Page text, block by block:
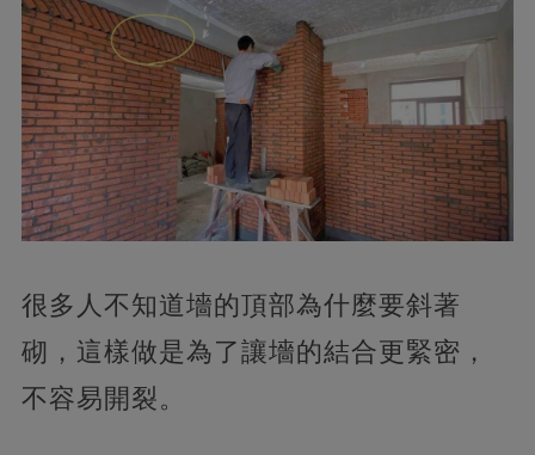
很多人不知道墻的頂部為什麼要斜著
砌，這樣做是為了讓墻的結合更緊密，
不容易開裂。